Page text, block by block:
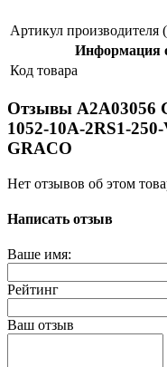
Артикул производителя
Информация
Код товара
Отзывы A2A03056
1052-10A-2RS1-
GRACO
Нет отзывов об этом
Написать отзыв
Ваше имя:
Рейтинг
Ваш отзыв